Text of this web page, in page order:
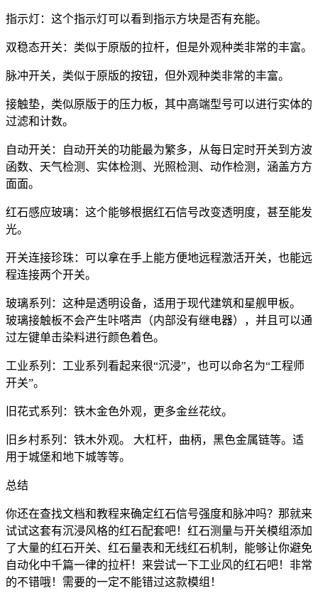
指示灯：这个指示灯可以看到指示方块是否有充能。
双稳态开关：类似于原版的拉杆，但是外观种类非常的丰富。
脉冲开关，类似于原版的按钮，但外观种类非常的丰富。
接触垫，类似原版于的压力板，其中高端型号可以进行实体的
过滤和计数。
自动开关：自动开关的功能最为繁多，从每日定时开关到方波
函数、天气检测、实体检测、光照检测、动作检测，涵盖方方
面面。
红石感应玻璃：这个能够根据红石信号改变透明度，甚至能发
光。
开关连接珍珠：可以拿在手上能方便地远程激活开关，也能远
程连接两个开关。
玻璃系列：这种是透明设备，适用于现代建筑和星舰甲板。
玻璃接触板不会产生咔嗒声（内部没有继电器），并且可以通
过左键单击染料进行颜色着色。
工业系列：工业系列看起来很“沉浸”，也可以命名为“工程师
开关”。
旧花式系列：铁木金色外观，更多金丝花纹。
旧乡村系列：铁木外观。 大杠杆，曲柄，黑色金属链等。适
用于城堡和地下城等等。
总结
你还在查找文档和教程来确定红石信号强度和脉冲吗？那就来
试试这套有沉浸风格的红石配套吧！红石测量与开关模组添加
了大量的红石开关、红石量表和无线红石机制，能够让你避免
自动化中千篇一律的拉杆！来尝试一下工业风的红石吧！非常
的不错哦！需要的一定不能错过这款模组！